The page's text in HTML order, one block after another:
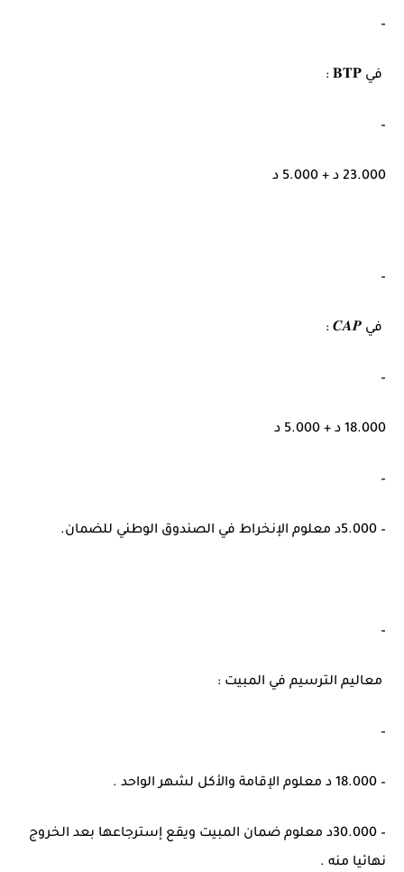
–
في 𝐁𝐓𝐏 :
–
23.000 د + 5.000 د
–
في 𝑪𝑨𝑷 :
–
18.000 د + 5.000 د
–
– 5.000د معلوم الإنخراط في الصندوق الوطني للضمان.
–
معاليم الترسيم في المبيت :
–
– 18.000 د معلوم الإقامة والأكل لشهر الواحد .
– 30.000د معلوم ضمان المبيت ويقع إسترجاعها بعد الخروج
نهائيا منه .